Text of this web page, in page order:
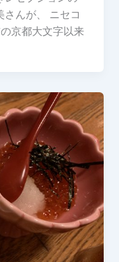
さんが、 ニセコ
京都大文字以来